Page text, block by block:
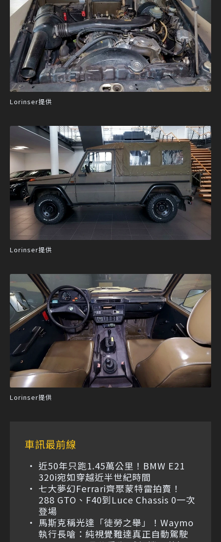
Lorinser提供
Lorinser提供
Lorinser提供
車訊最前線
近50年只跑1.45萬公里！BMW E21
320i宛如穿越近半世紀時間
七大夢幻Ferrari齊聚蒙特雷拍賣！
288 GTO、F40到Luce Chassis 0一次
登場
馬斯克稱光達「徒勞之舉」！Waymo
執行長嗆：純視覺難達真正自動駕駛